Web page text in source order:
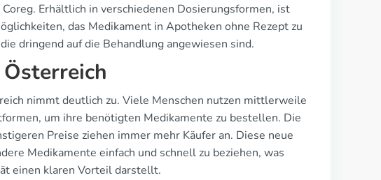
Erhältlich in verschiedenen Dosierungsformen, ist
das Medikament in Apotheken ohne Rezept zu
dringend auf die Behandlung angewiesen sind.
nimmt deutlich zu. Viele Menschen nutzen mittlerweile
um ihre benötigten Medikamente zu bestellen. Die
Preise ziehen immer mehr Käufer an. Diese neue
Medikamente einfach und schnell zu beziehen, was
einen klaren Vorteil darstellt.